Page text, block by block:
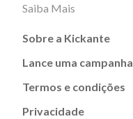
Saiba Mais
Sobre a Kickante
Lance uma campanha
Termos e condições
Privacidade